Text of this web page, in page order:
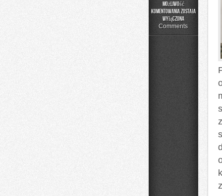
Możliwość
komentowania
Nowinki
Technologiczne
została
wyłączona
Comments